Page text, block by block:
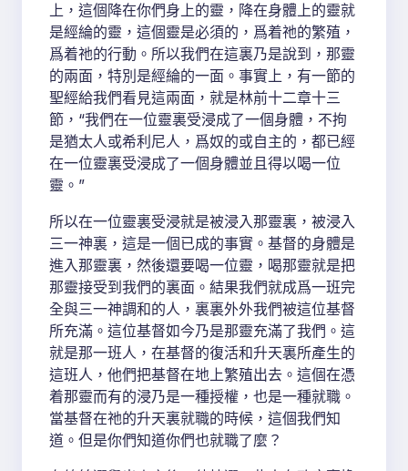
上，這個降在你們身上的靈，降在身體上的靈就
是經綸的靈，這個靈是必須的，爲着祂的繁殖，
爲着祂的行動。所以我們在這裏乃是說到，那靈
的兩面，特別是經綸的一面。事實上，有一節的
聖經給我們看見這兩面，就是林前十二章十三
節，“我們在一位靈裏受浸成了一個身體，不拘
是猶太人或希利尼人，爲奴的或自主的，都已經
在一位靈裏受浸成了一個身體並且得以喝一位
靈。”
所以在一位靈裏受浸就是被浸入那靈裏，被浸入
三一神裏，這是一個已成的事實。基督的身體是
進入那靈裏，然後還要喝一位靈，喝那靈就是把
那靈接受到我們的裏面。結果我們就成爲一班完
全與三一神調和的人，裏裏外外我們被這位基督
所充滿。這位基督如今乃是那靈充滿了我們。這
就是那一班人，在基督的復活和升天裏所產生的
這班人，他們把基督在地上繁殖出去。這個在憑
着那靈而有的浸乃是一種授權，也是一種就職。
當基督在祂的升天裏就職的時候，這個我們知
道。但是你們知道你們也就職了麼？